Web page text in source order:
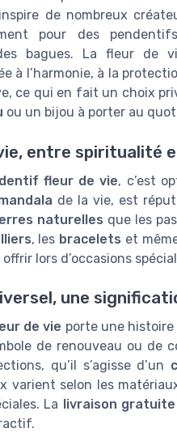
de nombreux
pour des
bagues. La fleur de
à l’harmonie, à la
ce qui en fait un choix
ou un bijou à porter au
entre spiritualité
fleur de vie, c’est
de la vie, est
naturelles que les
, les bracelets et
lors d’occasions
une
de vie porte une
de renouveau ou de
qu’il s’agisse d’un
varient selon les
La livraison gratuite